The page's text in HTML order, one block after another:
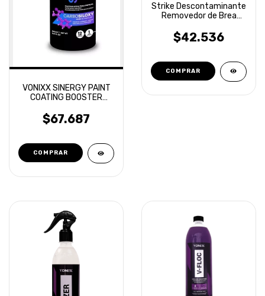
VONIXX SINERGY PAINT
COATING BOOSTER
$67.687
Strike Descontaminante
Removedor de Brea
$42.536